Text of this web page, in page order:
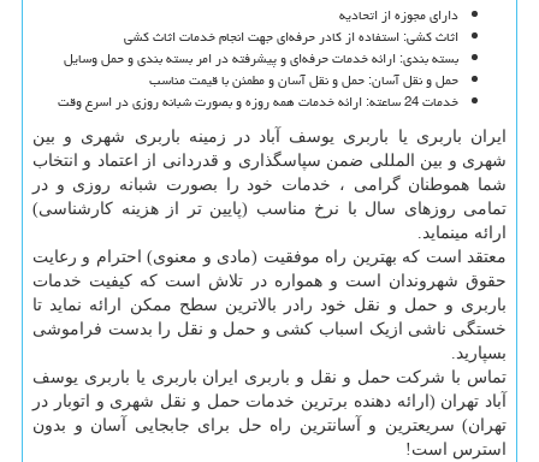
دارای مجوزه از اتحادیه
اثاث کشی: استفاده از کادر حرفه‌ای جهت انجام خدمات اثاث کشی
بسته بندی: ارائه‌ خدمات حرفه‌ای و پیشرفته در امر بسته ‌بندی و حمل وسایل
حمل و نقل آسان: حمل و نقل آسان و مطمئن با قیمت مناسب
خدمات 24 ساعته: ارائه‌ خدمات همه روزه و بصورت شبانه‌ روزی در اسرع وقت
ایران باربری یا باربری یوسف آباد در زمینه باربری شهری و بین
شهری و بین المللی ضمن سپاسگذاری و قدردانی از اعتماد و انتخاب
شما هموطنان گرامی ، خدمات خود را بصورت شبانه روزی و در
تمامی روزهای سال با نرخ مناسب (پایین تر از هزینه کارشناسی)
ارائه مینماید.
معتقد است که بهترین راه موفقیت (مادی و معنوی) احترام و رعایت
حقوق شهروندان است و همواره در تلاش است که کیفیت خدمات
باربری و حمل و نقل خود رادر بالاترین سطح ممکن ارائه نماید تا
خستگی ناشی ازیک اسباب کشی و حمل و نقل را بدست فراموشی
بسپارید.
تماس با شرکت حمل و نقل و باربری ایران باربری یا باربری یوسف
آباد تهران (ارائه دهنده برترین خدمات حمل و نقل شهری و اتوبار در
تهران) سریعترین و آسانترین راه حل برای جابجایی آسان و بدون
استرس است !